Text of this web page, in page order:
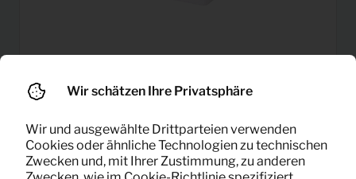
Molton (90×200)
Pro Monat
(exklusiv MwSt)
Wir schätzen Ihre Privatsphäre
Wir und ausgewählte Drittparteien verwenden
Cookies oder ähnliche Technologien zu technischen
Zwecken und, mit Ihrer Zustimmung, zu anderen